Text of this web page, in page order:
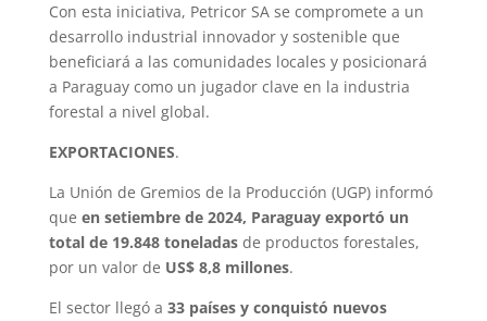
Con esta iniciativa, Petricor SA se compromete a un
desarrollo industrial innovador y sostenible que
beneficiará a las comunidades locales y posicionará
a Paraguay como un jugador clave en la industria
forestal a nivel global.
EXPORTACIONES.
La Unión de Gremios de la Producción (UGP) informó
que en setiembre de 2024, Paraguay exportó un
total de 19.848 toneladasde productos forestales,
por un valor de US$ 8,8 millones.
El sector llegó a 33 países y conquistó nuevos